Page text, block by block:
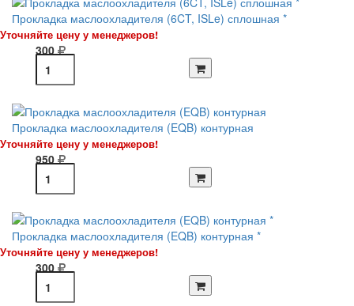
Прокладка маслоохладителя (6CT, ISLe) сплошная *
Уточняйте цену у менеджеров!
300
Прокладка маслоохладителя (EQB) контурная
Уточняйте цену у менеджеров!
950
Прокладка маслоохладителя (EQB) контурная *
Уточняйте цену у менеджеров!
300